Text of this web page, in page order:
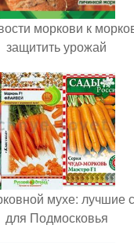
моркови к
защитить урожай
мухе: лучшие
для Подмосковья